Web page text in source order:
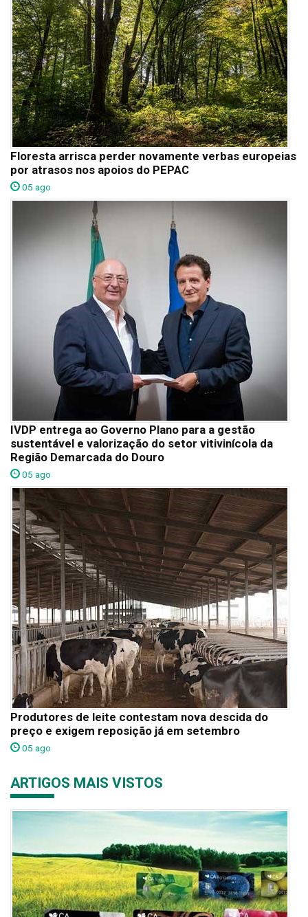
Floresta arrisca perder novamente verbas europeias
por atrasos nos apoios do PEPAC
05 ago
IVDP entrega ao Governo Plano para a gestão
sustentável e valorização do setor vitivinícola da
Região Demarcada do Douro
05 ago
Produtores de leite contestam nova descida do
preço e exigem reposição já em setembro
05 ago
ARTIGOS MAIS VISTOS